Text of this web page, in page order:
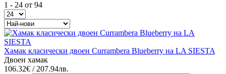
1 - 24 от 94
Хамак класически двоен Currambera Blueberry на LA SIESTA
Двоен хамак
106.32€ / 207.94лв.